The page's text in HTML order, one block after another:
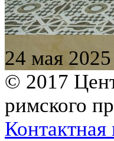
24 мая 2025
© 2017
римского